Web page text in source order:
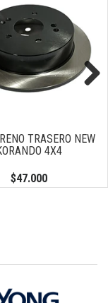
TRASERO NEW
4X4
$47.000